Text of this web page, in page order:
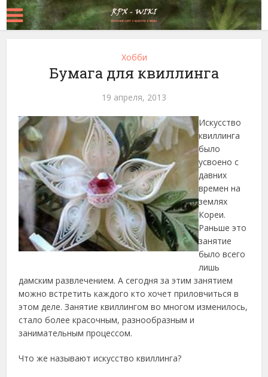
Хобби
Бумага для квиллинга
19 апреля, 2013
Искусство
квиллинга
было
усвоено с
давних
времен на
землях
Кореи.
Раньше это
занятие
было всего
лишь
дамским развлечением. А сегодня за этимзанятием
можно встретить каждого кто хочет приловчиться в
этом деле. Занятие квиллингом во многом изменилось,
стало более красочным, разнообразным и
занимательным процессом.
Что же называют искусство квиллинга?